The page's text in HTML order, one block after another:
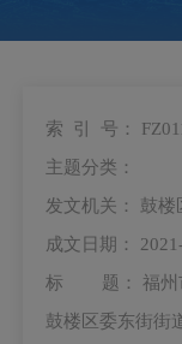
索 引 号：
主题分类：
发文机关： 鼓楼
成文日期：
标 题： 福
鼓楼区委东街街